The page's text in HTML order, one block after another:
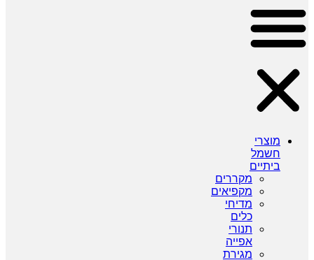
מוצרי
חשמל
ביתיים
מקררים
מקפיאים
מדיחי
כלים
תנורי
אפייה
מגירת